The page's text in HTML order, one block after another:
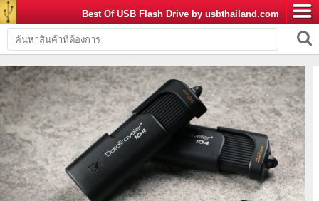
Best Of USB Flash Drive by usbthailand.com